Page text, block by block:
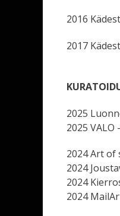
2016
2017
2025
2025
2024 Art of
2024
2024
2024